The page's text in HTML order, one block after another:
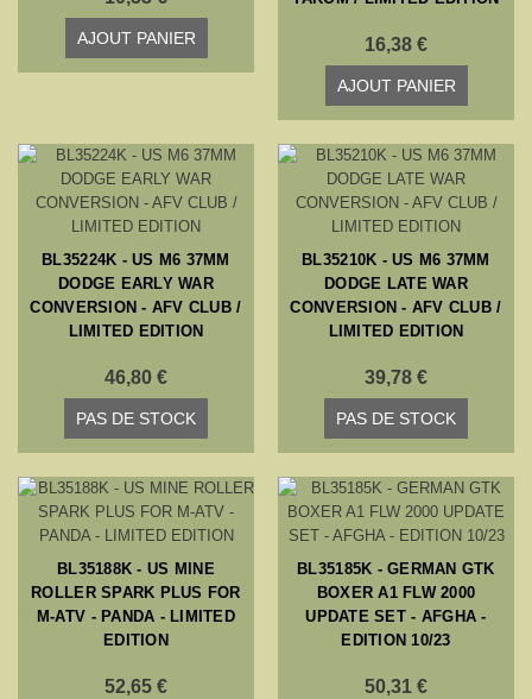
AJOUT PANIER 16,38 €
AJOUT PANIER
BL35224K - US M6 37MM
DODGE EARLY WAR
CONVERSION - AFV CLUB /
LIMITED EDITION
46,80 €
PAS DE STOCK
BL35210K - US M6 37MM
DODGE LATE WAR
CONVERSION - AFV CLUB /
LIMITED EDITION
39,78 €
PAS DE STOCK
BL35188K - US MINE
ROLLER SPARK PLUS FOR
M-ATV - PANDA - LIMITED
EDITION
52,65 €
BL35185K - GERMAN GTK
BOXER A1 FLW 2000
UPDATE SET - AFGHA -
EDITION 10/23
50,31 €